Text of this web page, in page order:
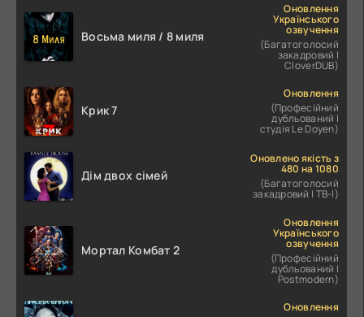
Восьма миля / 8 миля
Оновлення
Українського
озвучення
(Багатоголосий
закадровий |
CloverDUB)
Крик 7
Оновлення
(Професійний
дубльований |
студія Le Doyen)
Дім двох сімей
Оновлено якість з
480 на 1080
(Багатоголосий
закадровий | ТВ-І)
Мортал Комбат 2
Оновлення
Українського
озвучення
(Професійний
дубльований |
Postmodern)
Оновлення